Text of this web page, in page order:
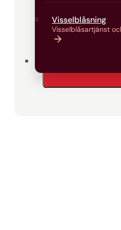
Visselblåsning
Visselblåsartjänst